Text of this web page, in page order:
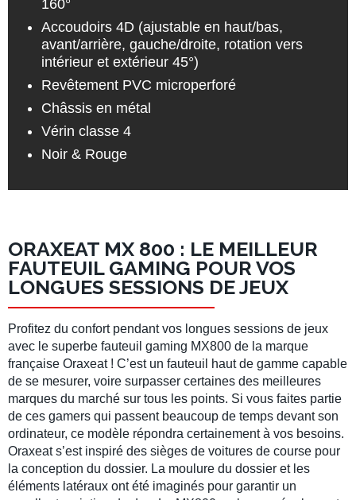
160°
Accoudoirs 4D (ajustable en haut/bas,
avant/arrière, gauche/droite, rotation vers
intérieur et extérieur 45°)
Revêtement PVC microperforé
Châssis en métal
Vérin classe 4
Noir & Rouge
ORAXEAT MX 800 : LE MEILLEUR
FAUTEUIL GAMING POUR VOS
LONGUES SESSIONS DE JEUX
Profitez du confort pendant vos longues sessions de jeux
avec le superbe fauteuil gaming MX800 de la marque
française Oraxeat ! C’est un fauteuil haut de gamme capable
de se mesurer, voire surpasser certaines des meilleures
marques du marché sur tous les points. Si vous faites partie
de ces gamers qui passent beaucoup de temps devant son
ordinateur, ce modèle répondra certainement à vos besoins.
Oraxeat s’est inspiré des sièges de voitures de course pour
la conception du dossier. La moulure du dossier et les
éléments latéraux ont été imaginés pour garantir un